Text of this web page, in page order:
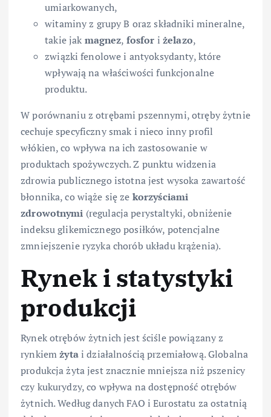
umiarkowanych,
witaminy z grupy B oraz składniki mineralne,
takie jak magnez, fosfor i żelazo,
związki fenolowe i antyoksydanty, które
wpływają na właściwości funkcjonalne
produktu.
W porównaniu z otrębami pszennymi, otręby żytnie
cechuje specyficzny smak i nieco inny profil
włókien, co wpływa na ich zastosowanie w
produktach spożywczych. Z punktu widzenia
zdrowia publicznego istotna jest wysoka zawartość
błonnika, co wiąże się ze korzyściami
zdrowotnymi (regulacja perystaltyki, obniżenie
indeksu glikemicznego posiłków, potencjalne
zmniejszenie ryzyka chorób układu krążenia).
Rynek i statystyki
produkcji
Rynek otrębów żytnich jest ściśle powiązany z
rynkiemżytai działalnością przemiałową. Globalna
produkcja żyta jest znacznie mniejsza niż pszenicy
czy kukurydzy, co wpływa na dostępność otrębów
żytnich. Według danych FAO i Eurostatu za ostatnią